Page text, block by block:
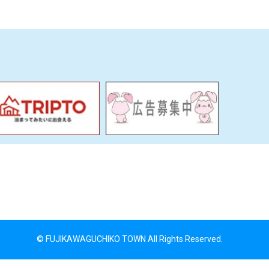
© FUJIKAWAGUCHIKO TOWN All Rights Reserved.